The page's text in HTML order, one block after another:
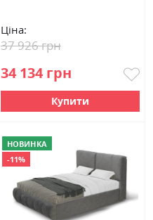
Ціна:
34 134 грн
37 926 грн
Купити
НОВИНКА
-11%